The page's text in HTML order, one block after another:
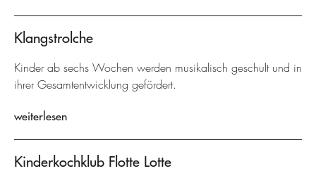
Klangstrolche
Kinder ab sechs Wochen werden musikalisch geschult und in
ihrer Gesamtentwicklung gefördert.
weiterlesen
Kinderkochklub Flotte Lotte